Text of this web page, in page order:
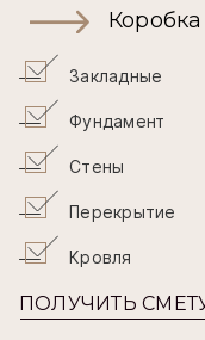
Закладные
Фундамент
Стены
Перекрытие
Кровля
ПОЛУЧИТЬ